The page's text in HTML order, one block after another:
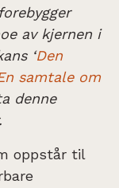
av kjernen i
‘Den
samtale om
denne
oppstår til